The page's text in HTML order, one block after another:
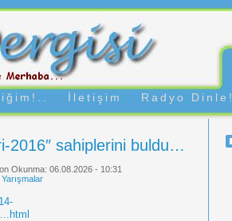
İletişim Radyo Dinle!
2016″ sahiplerini buldu…
Okunma: 06.08.2026 - 10:31
Yarışmalar